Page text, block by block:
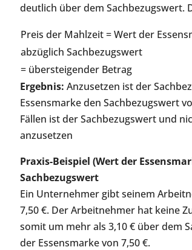
deutlich über dem
Preis der Mahlzeit = Wert der
abzüglich Sachbezugswert
= übersteigender Betrag
Ergebnis: Anzusetzen ist der
Essensmarke den Sachbezugswert
Fällen ist der Sachbezugswert und
anzusetzen
Praxis-Beispiel (Wert der
Sachbezugswert
Ein Unternehmer gibt seinem
7,50 €. Der Arbeitnehmer hat keine
somit um mehr als 3,10 € über dem
der Essensmarke von 7,50 €.